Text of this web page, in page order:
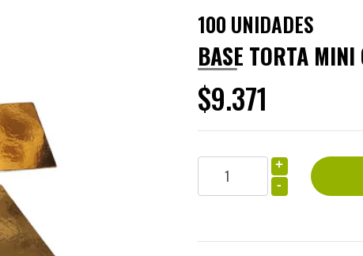
100 UNIDADES
BASE TORTA
$9.371
+
-